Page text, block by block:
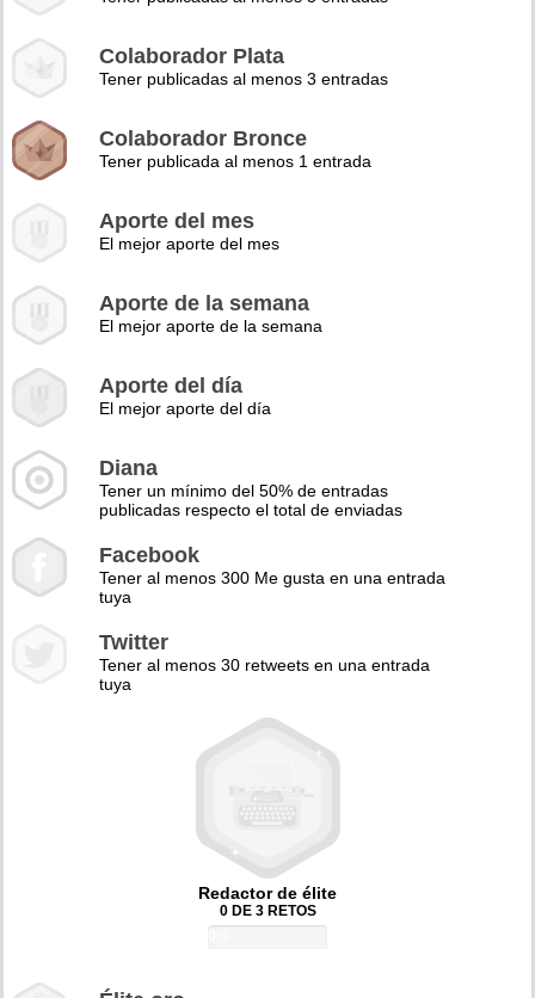
Colaborador Plata
Tener publicadas al menos 3 entradas
Colaborador Bronce
Tener publicada al menos 1 entrada
Aporte del mes
El mejor aporte del mes
Aporte de la semana
El mejor aporte de la semana
Aporte del día
El mejor aporte del día
Diana
Tener un mínimo del 50% de entradas
publicadas respecto el total de enviadas
Facebook
Tener al menos 300 Me gusta en una entrada
tuya
Twitter
Tener al menos 30 retweets en una entrada
tuya
Redactor de élite
0 DE 3 RETOS